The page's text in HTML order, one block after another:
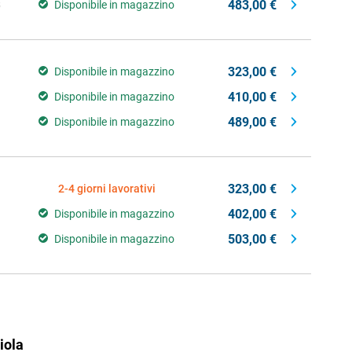
Disponibile in magazzino 483,00 €
Disponibile in magazzino 323,00 €
Disponibile in magazzino 410,00 €
Disponibile in magazzino 489,00 €
2-4 giorni lavorativi 323,00 €
Disponibile in magazzino 402,00 €
Disponibile in magazzino 503,00 €